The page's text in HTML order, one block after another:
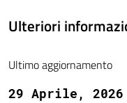
Ulteriori
Ultimo aggiornamento
29 Aprile, 2026